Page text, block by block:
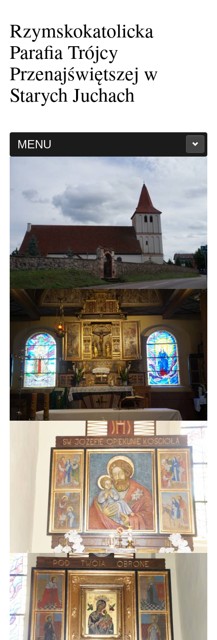
Rzymskokatolicka
Parafia Trójcy
Przenajświętszej w
Starych Juchach
MENU
KAPLICA FILIALNA
MSZE I NABOŻEŃSTWA
KONTAKT
KANCELARIA PARAFIALNA